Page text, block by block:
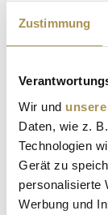
Zustimmung
Wir und
Daten, wie z.
Technologien
Gerät zu
personalisierte
Werbung und